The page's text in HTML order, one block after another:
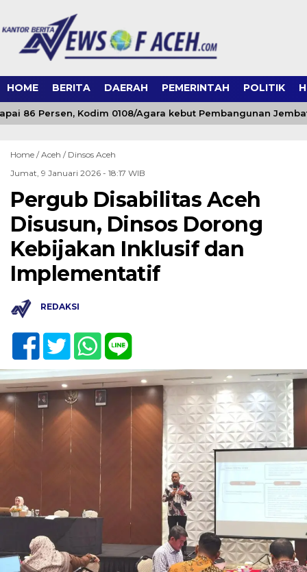
HOME BERITA DAERAH PEMERINTAH POLITIK
86 Persen, Kodim 0108/Agara kebut Pembangunan
Home /Aceh / Dinsos Aceh
Jumat, 9 Januari 2026 - 18:17 WIB
Pergub Disabilitas Aceh
Disusun, Dinsos Dorong
Kebijakan Inklusif dan
Implementatif
REDAKSI